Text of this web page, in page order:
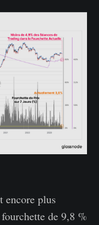
encore plus
de 9,8 %